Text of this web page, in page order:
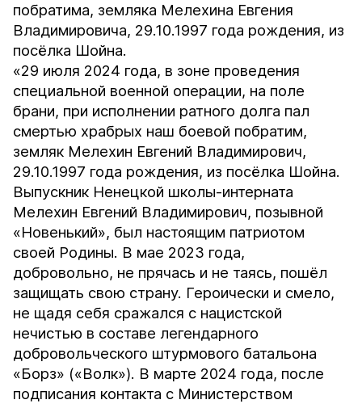
побратима, земляка Мелехина Евгения
Владимировича, 29.10.1997 года рождения, из
посёлка Шойна.
«29 июля 2024 года, в зоне проведения
специальной военной операции, на поле
брани, при исполнении ратного долга пал
смертью храбрых наш боевой побратим,
земляк Мелехин Евгений Владимирович,
29.10.1997 года рождения, из посёлка Шойна.
Выпускник Ненецкой школы-интерната
Мелехин Евгений Владимирович, позывной
«Новенький», был настоящим патриотом
своей Родины. В мае 2023 года,
добровольно, не прячась и не таясь, пошёл
защищать свою страну. Героически и смело,
не щадя себя сражался с нацистской
нечистью в составе легендарного
добровольческого штурмового батальона
«Борз» («Волк»). В марте 2024 года, после
подписания контакта с Министерством